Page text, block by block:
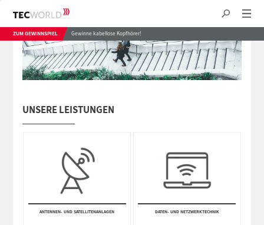
ZUM GEWINNSPIEL Gewinne kabellose Kopfhörer!
UNSERE LEISTUNGEN
ANTEN­NEN- UND SATE­LLITEN­ANLAGEN DATEN- UND NETZWERK­TECHNIK